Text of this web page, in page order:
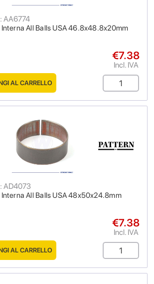
All Balls USA 46.8x48.8x20mm
AA6774
€7.38
Incl. IVA
AL CARRELLO
All Balls USA 48x50x24.8mm
AD4073
€7.38
Incl. IVA
AL CARRELLO